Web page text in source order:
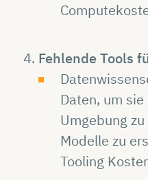
Fehlende Tools
Daten, um
Umgebung
Modelle zu
Tooling